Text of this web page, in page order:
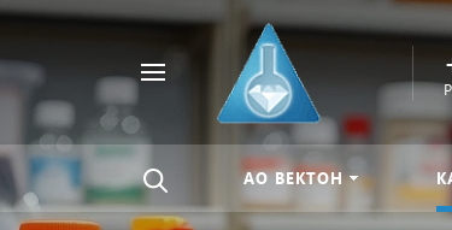
Найти
Например,
АО ВЕКТОН